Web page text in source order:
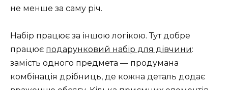
не менше за саму річ.
Набір працює за іншою логікою. Тут добре
працює подарунковий набір для дівчини:
замість одного предмета — продумана
комбінація дрібниць, де кожна деталь додає